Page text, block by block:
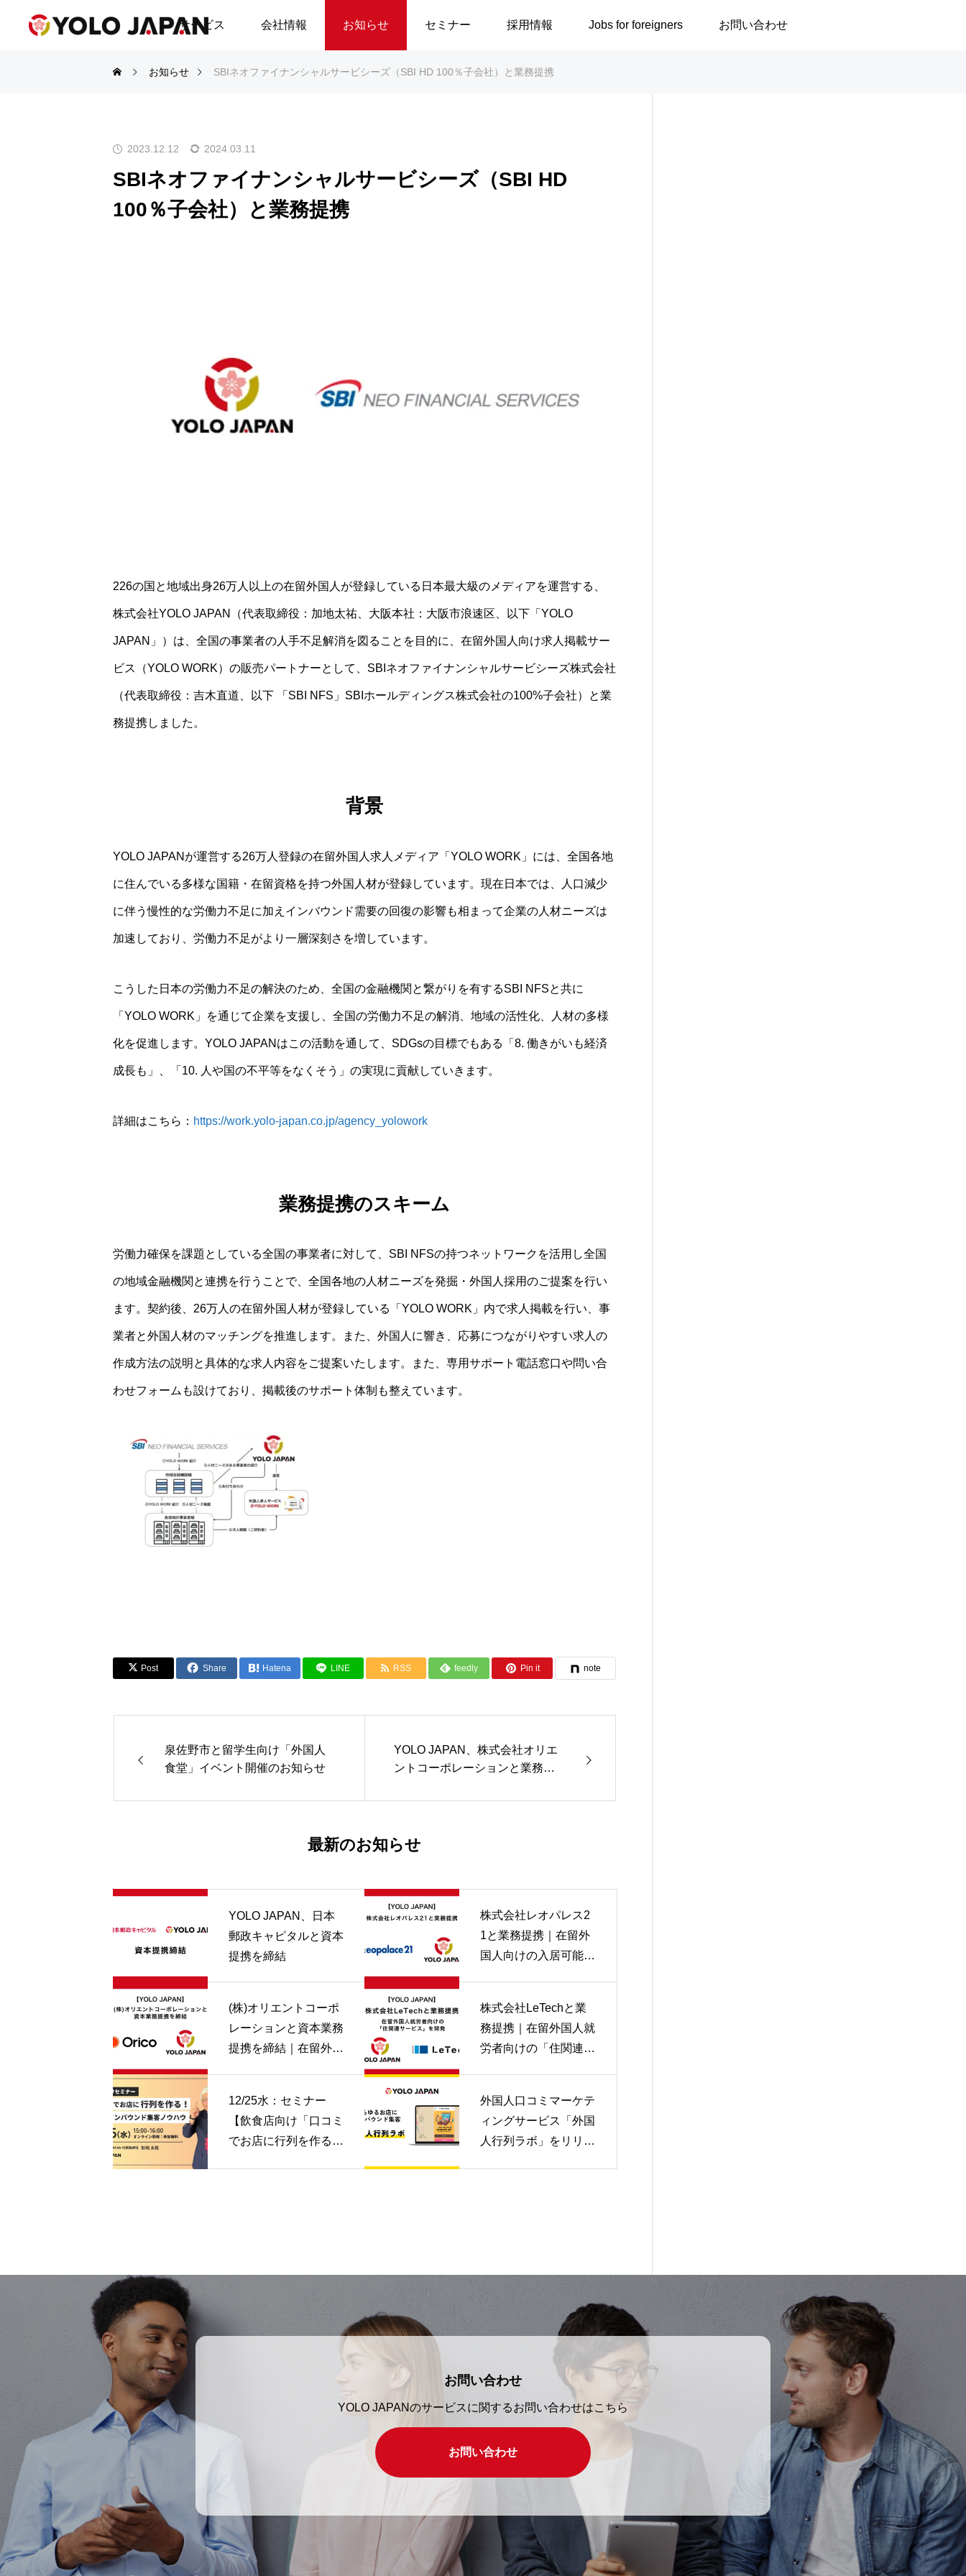
サービス 会社情報 お知らせ セミナー 採用情報 Jobs for foreigners お問い合わせ
お知らせ SBIネオファイナンシャルサービシーズ（SBI HD 100％子会社）と業務提携
2023.12.12 2024.03.11
SBIネオファイナンシャルサービシーズ（SBI HD
100％子会社）と業務提携
226の国と地域出身26万人以上の在留外国人が登録している日本最大級のメディアを運営する、
株式会社YOLO JAPAN（代表取締役：加地太祐、大阪本社：大阪市浪速区、以下「YOLO
JAPAN」）は、全国の事業者の人手不足解消を図ることを目的に、在留外国人向け求人掲載サー
ビス（YOLO WORK）の販売パートナーとして、SBIネオファイナンシャルサービシーズ株式会社
（代表取締役：吉木直道、以下 「SBI NFS」SBIホールディングス株式会社の100%子会社）と業
務提携しました。
背景
YOLO JAPANが運営する26万人登録の在留外国人求人メディア「YOLO WORK」には、全国各地
に住んでいる多様な国籍・在留資格を持つ外国人材が登録しています。現在日本では、人口減少
に伴う慢性的な労働力不足に加えインバウンド需要の回復の影響も相まって企業の人材ニーズは
加速しており、労働力不足がより一層深刻さを増しています。
こうした日本の労働力不足の解決のため、全国の金融機関と繋がりを有するSBI NFSと共に
「YOLO WORK」を通じて企業を支援し、全国の労働力不足の解消、地域の活性化、人材の多様
化を促進します。YOLO JAPANはこの活動を通して、SDGsの目標でもある「8. 働きがいも経済
成長も」、「10. 人や国の不平等をなくそう」の実現に貢献していきます。
詳細はこちら： https://work.yolo-japan.co.jp/agency_yolowork
業務提携のスキーム
労働力確保を課題としている全国の事業者に対して、SBI NFSの持つネットワークを活用し全国
の地域金融機関と連携を行うことで、全国各地の人材ニーズを発掘・外国人採用のご提案を行い
ます。契約後、26万人の在留外国人材が登録している「YOLO WORK」内で求人掲載を行い、事
業者と外国人材のマッチングを推進します。また、外国人に響き、応募につながりやすい求人の
作成方法の説明と具体的な求人内容をご提案いたします。また、専用サポート電話窓口や問い合
わせフォームも設けており、掲載後のサポート体制も整えています。
Post Share Hatena LINE RSS feedly Pin it note
泉佐野市と留学生向け「外国人
食堂」イベント開催のお知らせ
YOLO JAPAN、株式会社オリエ
ントコーポレーションと業務提
最新のお知らせ
YOLO JAPAN、日本
郵政キャピタルと資本
提携を締結
株式会社レオパレス2
1と業務提携｜在留外
国人向けの入居可能な
(株)オリエントコーポ
レーションと資本業務
提携を締結｜在留外国
の提供を検討 | YOLO
JAPAN
株式会社LeTechと業
務提携｜在留外国人就
労者向けの「住関連サ
12/25水：セミナー
【飲食店向け「口コミ
でお店に行列を作る！
外国人口コミマーケテ
ィングサービス「外国
人行列ラボ」をリリー
お問い合わせ
YOLO JAPANのサービスに関するお問い合わせはこちら
お問い合わせ